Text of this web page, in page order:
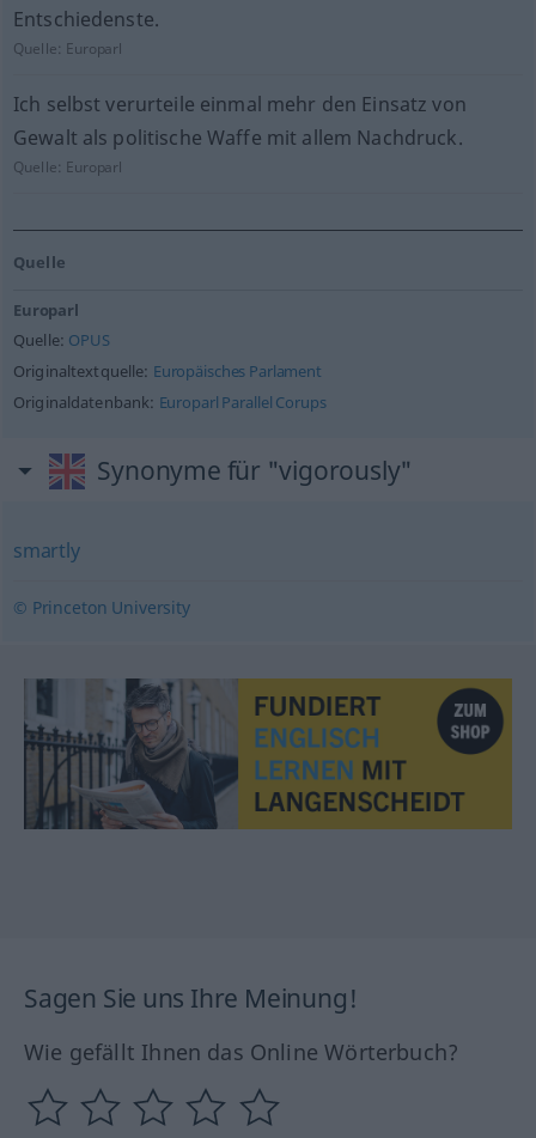
Entschiedenste.
Quelle: Europarl
Ich selbst verurteile einmal mehr den Einsatz von
Gewalt als politische Waffe mit allem Nachdruck.
Quelle: Europarl
Quelle
Europarl
Quelle: OPUS
Originaltextquelle: Europäisches Parlament
Originaldatenbank: Europarl Parallel Corups
Synonyme für "vigorously"
smartly
© Princeton University
Sagen Sie uns Ihre Meinung!
Wie gefällt Ihnen das Online Wörterbuch?